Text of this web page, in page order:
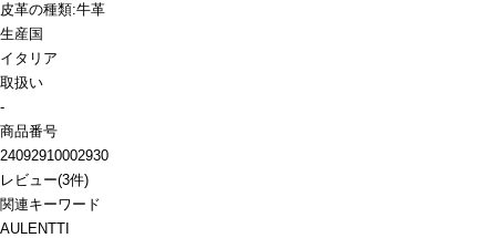
皮革の種類:牛革
生産国
イタリア
取扱い
-
商品番号
24092910002930
レビュー(3件)
関連キーワード
AULENTTI